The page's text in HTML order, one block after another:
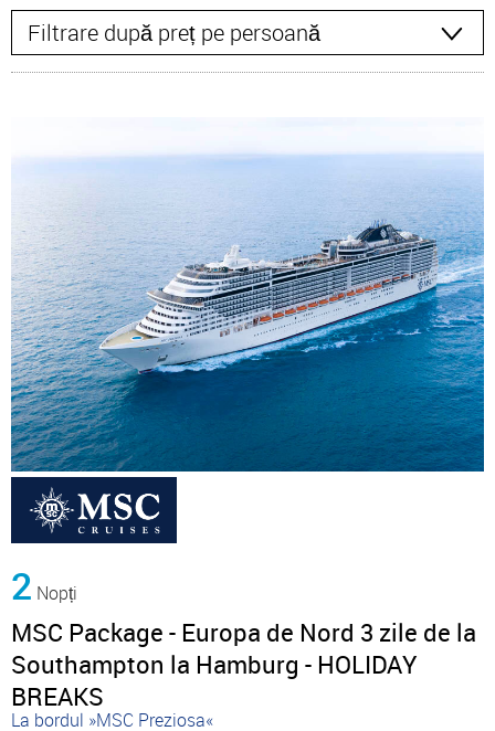
2 Nopți
MSC Package - Europa de Nord 3 zile de la
Southampton la Hamburg - HOLIDAY
BREAKS
La bordul »MSC Preziosa«